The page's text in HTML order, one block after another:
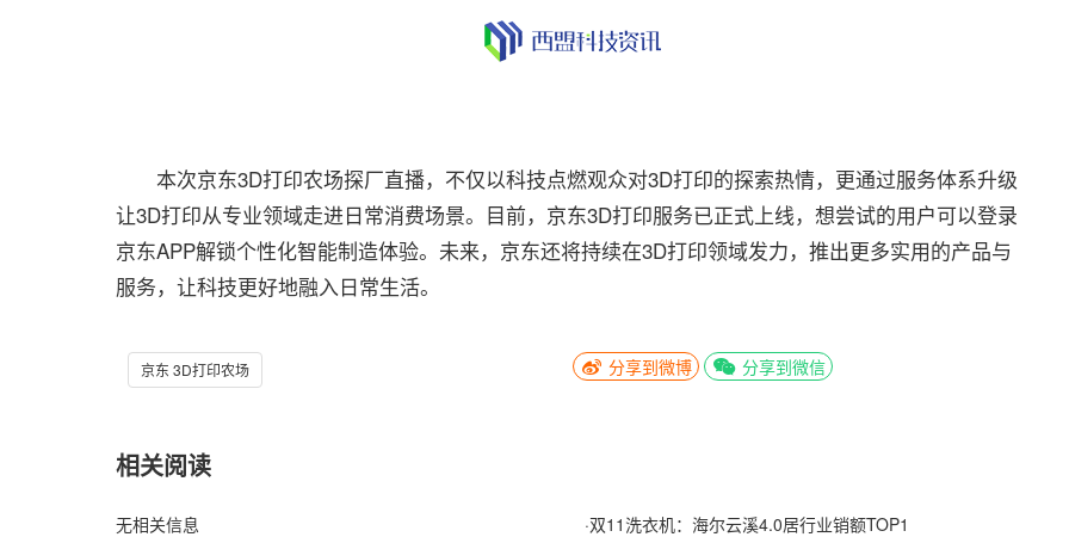
本次京东3D打印农场探厂直播，不仅以科技点燃观众对3D打印的探索热情，更通过服务体系升级
让3D打印从专业领域走进日常消费场景。目前，京东3D打印服务已正式上线，想尝试的用户可以登录
京东APP解锁个性化智能制造体验。未来，京东还将持续在3D打印领域发力，推出更多实用的产品与
服务，让科技更好地融入日常生活。
京东 3D打印农场 分享到微博 分享到微信
相关阅读
无相关信息 ·双11洗衣机：海尔云溪4.0居行业销额TOP1